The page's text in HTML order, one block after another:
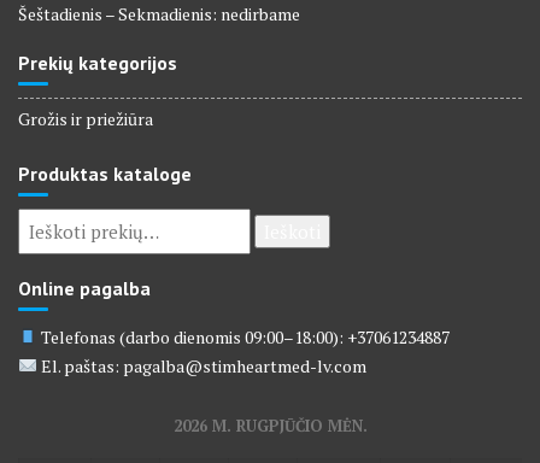
Šeštadienis – Sekmadienis: nedirbame
Prekių kategorijos
Grožis ir priežiūra
Produktas kataloge
Ieškoti:
Online pagalba
Telefonas (darbo dienomis 09:00–18:00): +37061234887
El. paštas: pagalba@stimheartmed-lv.com
2026 M. RUGPJŪČIO MĖN.